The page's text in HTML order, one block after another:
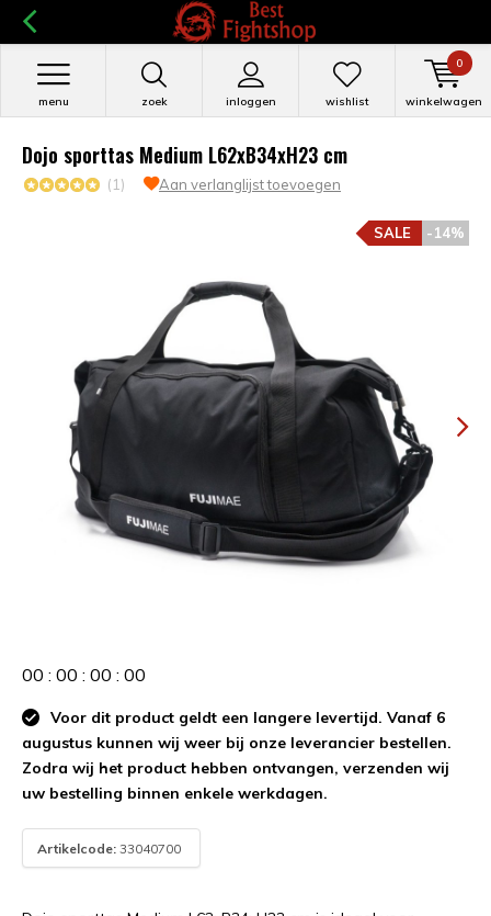
zoek inloggen
menu wishlist winkelwagen
0
Dojo sporttas Medium L62xB34xH23 cm
(1) Aan verlanglijst toevoegen
-14%
SALE
00 : 00 : 00 : 00
Voor dit product geldt een langere levertijd. Vanaf 6
augustus kunnen wij weer bij onze leverancier bestellen.
Zodra wij het product hebben ontvangen, verzenden wij
uw bestelling binnen enkele werkdagen.
Artikelcode: 33040700